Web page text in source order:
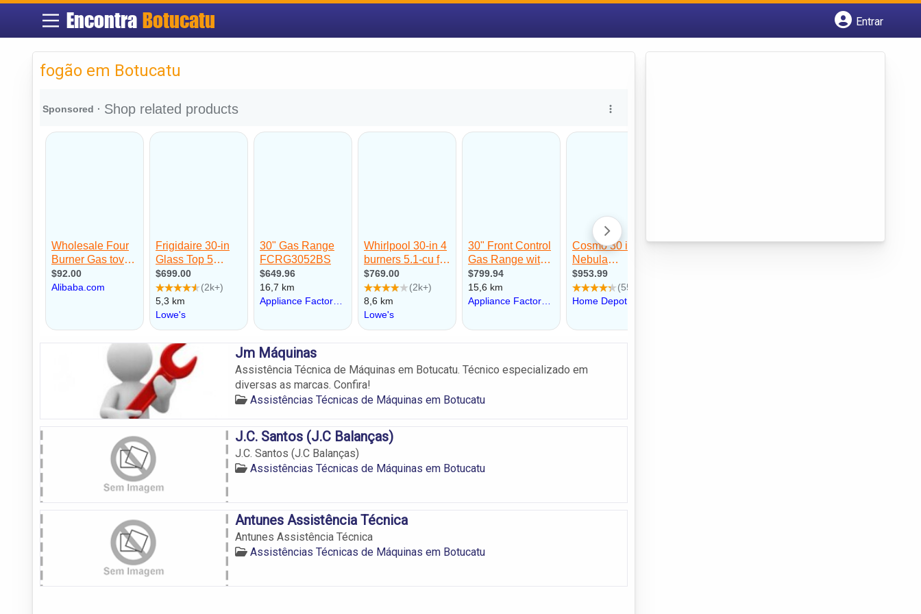
Encontra Botucatu
Entrar
fogão em Botucatu
Jm Máquinas
Assistência Técnica de Máquinas em Botucatu. Técnico especializado em
diversas as marcas. Confira!
Assistências Técnicas de Máquinas em Botucatu
J.C. Santos (J.C Balanças)
J.C. Santos (J.C Balanças)
Assistências Técnicas de Máquinas em Botucatu
Antunes Assistência Técnica
Antunes Assistência Técnica
Assistências Técnicas de Máquinas em Botucatu